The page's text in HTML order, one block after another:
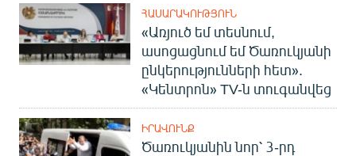
ՀԱՍԱՐԱԿՈՒԹՅՈՒՆ
«Առյուծ եմ տեսնում,
ասոցացնում եմ Ծառուկյանի
ընկերությունների հետ».
«Կենտրոն» TV-ն տուգանվեց
ԻՐԱՎՈՒՆՔ
Ծառուկյանին նոր՝ 3-րդ